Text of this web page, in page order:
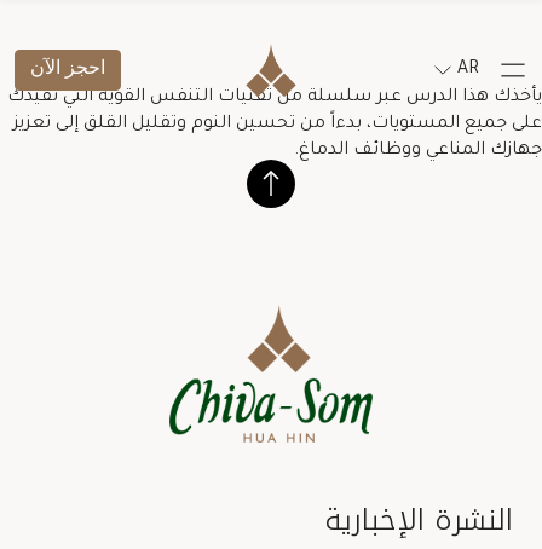
AR احجز الآن
يأخذك هذا الدرس عبر سلسلة من تقنيات التنفس القوية التي تفيدك
على جميع المستويات، بدءاً من تحسين النوم وتقليل القلق إلى تعزيز
جهازك المناعي ووظائف الدماغ.
النشرة الإخبارية